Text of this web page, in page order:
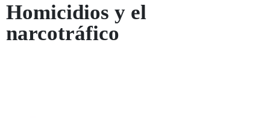
Homicidios y el
narcotráfico